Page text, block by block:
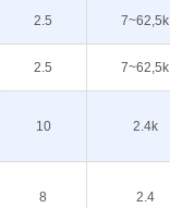
2.5 7~62,5k
2.5 7~62,5k
10 2.4k
8 2.4